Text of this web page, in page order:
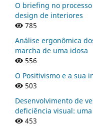
O briefing no
design de interiores
785
Análise ergonômica
marcha de uma idosa
556
O Positivismo e a sua
503
Desenvolvimento de
deficiência visual:
453